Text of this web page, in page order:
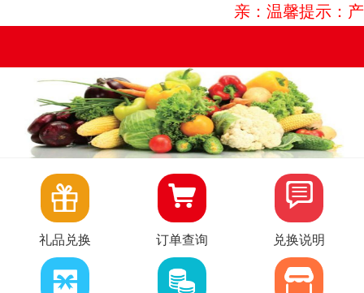
亲：温馨提示：

礼品兑换

订单查询

兑换说明